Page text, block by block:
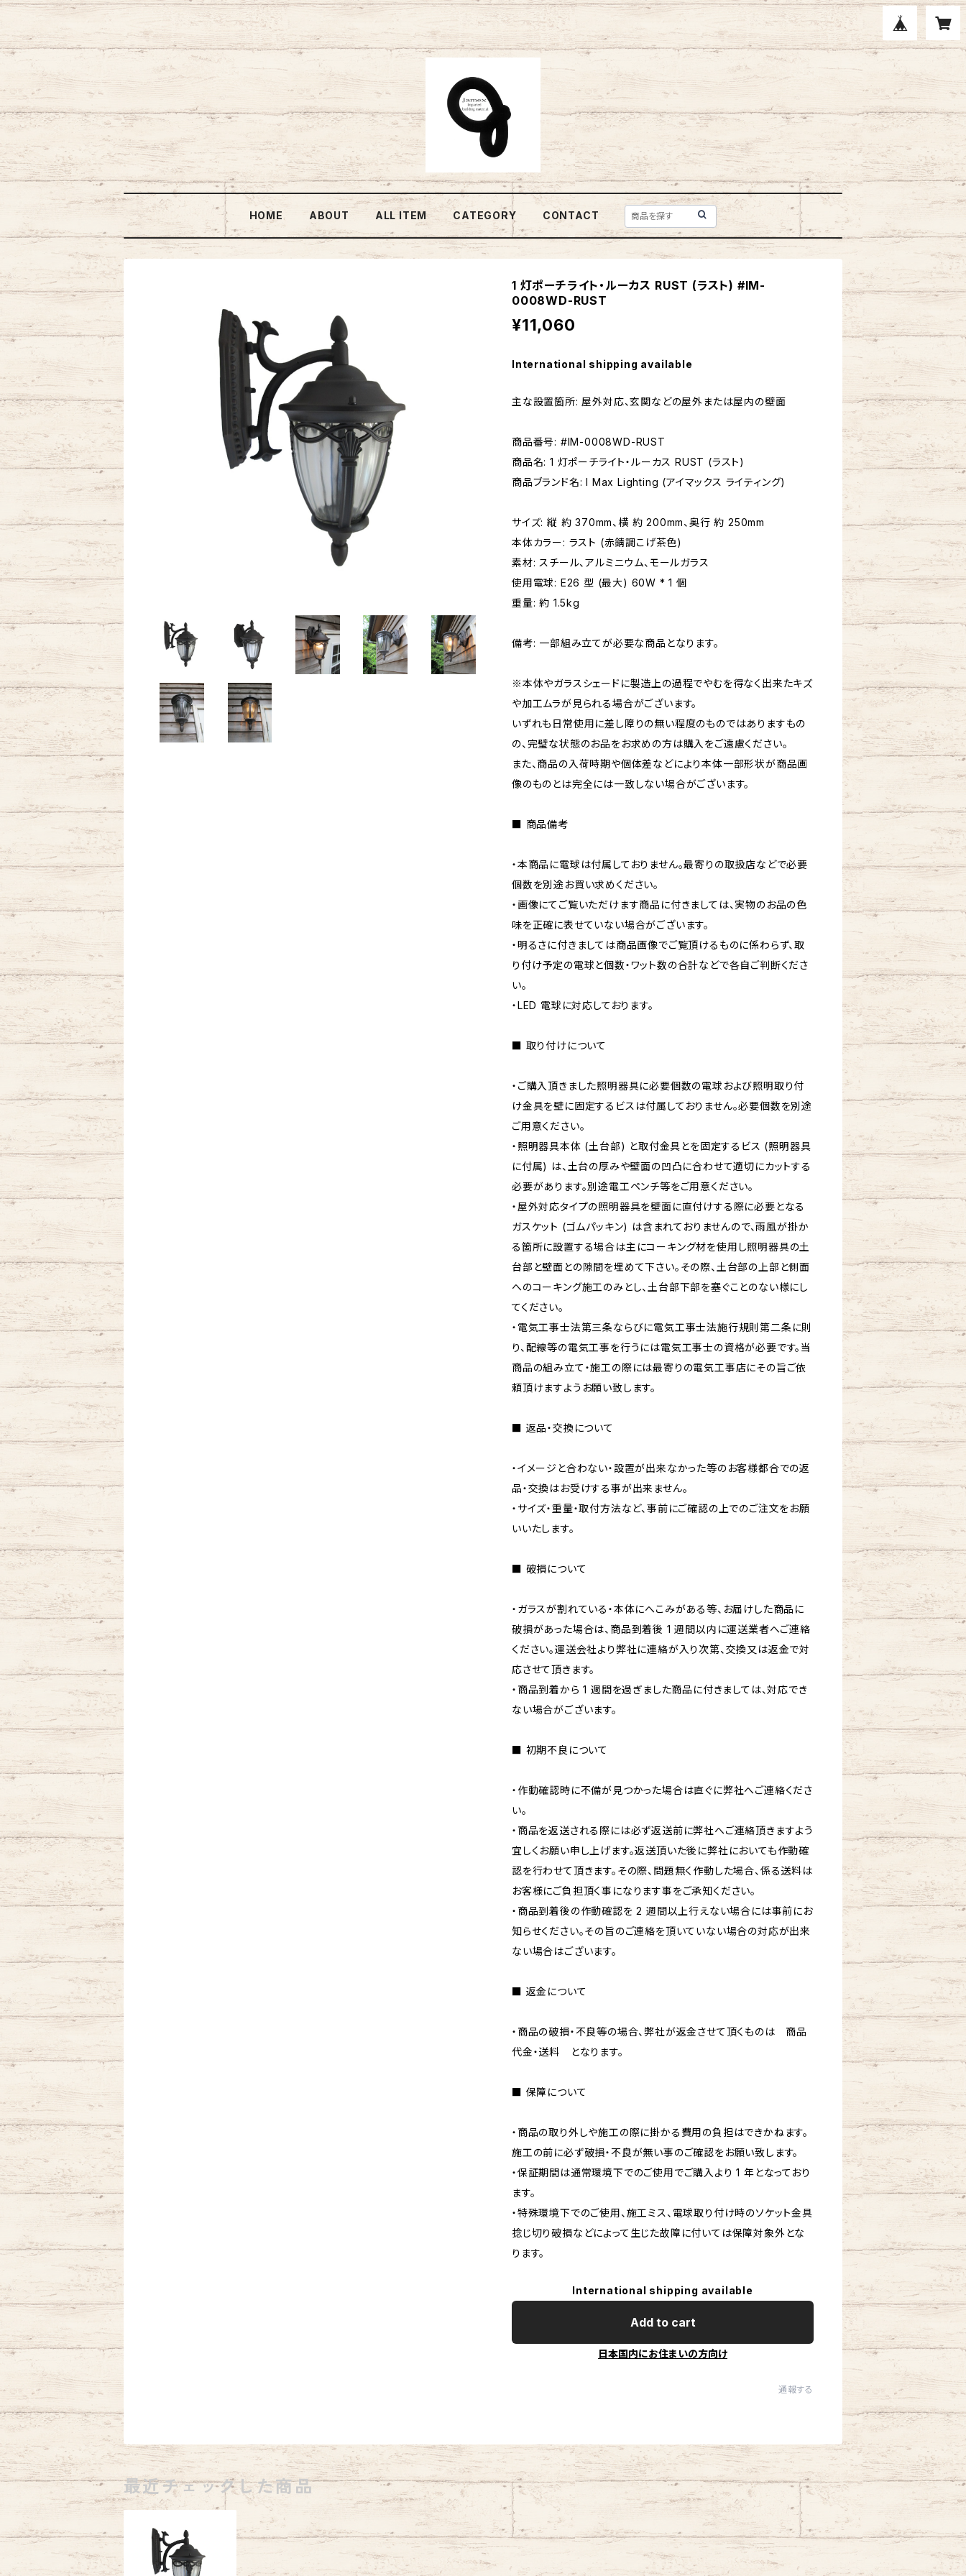
HOME ABOUT ALL ITEM CATEGORY CONTACT
1 灯ポーチライト・ルーカス RUST (ラスト) #IM-
0008WD-RUST
¥11,060
International shipping available
主な設置箇所: 屋外対応、玄関などの屋外または屋内の壁面
商品番号: #IM-0008WD-RUST
商品名: 1 灯ポーチライト・ルーカス RUST (ラスト)
商品ブランド名: I Max Lighting (アイマックス ライティング)
サイズ: 縦 約 370mm、横 約 200mm、奥行 約 250mm
本体カラー: ラスト (赤錆調こげ茶色)
素材: スチール、アルミニウム、モールガラス
使用電球: E26 型 (最大) 60W * 1 個
重量: 約 1.5kg
備考: 一部組み立てが必要な商品となります。
※本体やガラスシェードに製造上の過程でやむを得なく出来たキズ
や加工ムラが見られる場合がございます。
いずれも日常使用に差し障りの無い程度のものではありますもの
の、完璧な状態のお品をお求めの方は購入をご遠慮ください。
また、商品の入荷時期や個体差などにより本体一部形状が商品画
像のものとは完全には一致しない場合がございます。
■ 商品備考
・本商品に電球は付属しておりません。最寄りの取扱店などで必要
個数を別途お買い求めください。
・画像にてご覧いただけます商品に付きましては、実物のお品の色
味を正確に表せていない場合がございます。
・明るさに付きましては商品画像でご覧頂けるものに係わらず、取
り付け予定の電球と個数・ワット数の合計などで各自ご判断くださ
い。
・LED 電球に対応しております。
■ 取り付けについて
・ご購入頂きました照明器具に必要個数の電球および照明取り付
け金具を壁に固定するビスは付属しておりません。必要個数を別途
ご用意ください。
・照明器具本体 (土台部) と取付金具とを固定するビス (照明器具
に付属) は、土台の厚みや壁面の凹凸に合わせて適切にカットする
必要があります。別途電工ペンチ等をご用意ください。
・屋外対応タイプの照明器具を壁面に直付けする際に必要となる
ガスケット (ゴムパッキン) は含まれておりませんので、雨風が掛か
る箇所に設置する場合は主にコーキング材を使用し照明器具の土
台部と壁面との隙間を埋めて下さい。その際、土台部の上部と側面
へのコーキング施工のみとし、土台部下部を塞ぐことのない様にし
てください。
・電気工事士法第三条ならびに電気工事士法施行規則第二条に則
り、配線等の電気工事を行うには電気工事士の資格が必要です。当
商品の組み立て・施工の際には最寄りの電気工事店にその旨ご依
頼頂けますようお願い致します。
■ 返品・交換について
・イメージと合わない・設置が出来なかった等のお客様都合での返
品・交換はお受けする事が出来ません。
・サイズ・重量・取付方法など、事前にご確認の上でのご注文をお願
いいたします。
■ 破損について
・ガラスが割れている・本体にへこみがある等、お届けした商品に
破損があった場合は、商品到着後 1 週間以内に運送業者へご連絡
ください。運送会社より弊社に連絡が入り次第、交換又は返金で対
応させて頂きます。
・商品到着から 1 週間を過ぎました商品に付きましては、対応でき
ない場合がございます。
■ 初期不良について
・作動確認時に不備が見つかった場合は直ぐに弊社へご連絡くださ
い。
・商品を返送される際には必ず返送前に弊社へご連絡頂きますよう
宜しくお願い申し上げます。返送頂いた後に弊社においても作動確
認を行わせて頂きます。その際、問題無く作動した場合、係る送料は
お客様にご負担頂く事になります事をご承知ください。
・商品到着後の作動確認を 2 週間以上行えない場合には事前にお
知らせください。その旨のご連絡を頂いていない場合の対応が出来
ない場合はございます。
■ 返金について
・商品の破損・不良等の場合、弊社が返金させて頂くものは 商品
代金・送料 となります。
■ 保障について
・商品の取り外しや施工の際に掛かる費用の負担はできかねます。
施工の前に必ず破損・不良が無い事のご確認をお願い致します。
・保証期間は通常環境下でのご使用でご購入より 1 年となっており
ます。
・特殊環境下でのご使用、施工ミス、電球取り付け時のソケット金具
捻じ切り破損などによって生じた故障に付いては保障対象外とな
ります。
International shipping available
Add to cart
日本国内にお住まいの方向け
通報する
最近チェックした商品